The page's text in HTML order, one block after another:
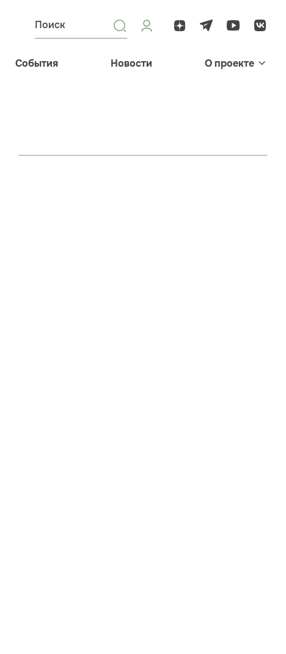
События Новости О проекте